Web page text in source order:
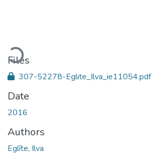
Loading...
Files
307-52278-Eglite_Ilva_ie11054.pdf
Date
2016
Authors
Eglīte, Ilva